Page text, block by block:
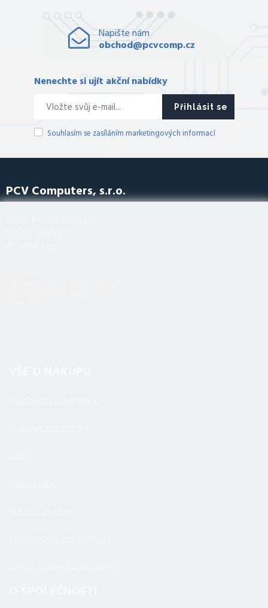
Napište nám
obchod@pcvcomp.cz
Nenechte si ujít akční nabídky
Přihlásit se
Souhlasím se zasíláním marketingových informací
PCV Computers, s.r.o.